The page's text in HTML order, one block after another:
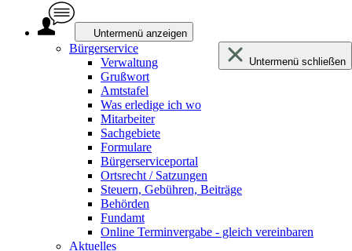
Untermenü anzeigen
Untermenü schließen
Bürgerservice
Verwaltung
Grußwort
Amtstafel
Was erledige ich wo
Mitarbeiter
Sachgebiete
Formulare
Bürgerserviceportal
Ortsrecht / Satzungen
Steuern, Gebühren, Beiträge
Behörden
Fundamt
Online Terminvergabe - gleich vereinbaren
Aktuelles